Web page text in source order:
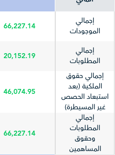
إجمالي
الموجودات
66,227.14
إجمالي
المطلوبات
20,152.19
إجمالي حقوق
الملكية (بعد
استبعاد الحصص
غير المسيطرة)
46,074.95
إجمالي
المطلوبات
وحقوق
المساهمين
66,227.14